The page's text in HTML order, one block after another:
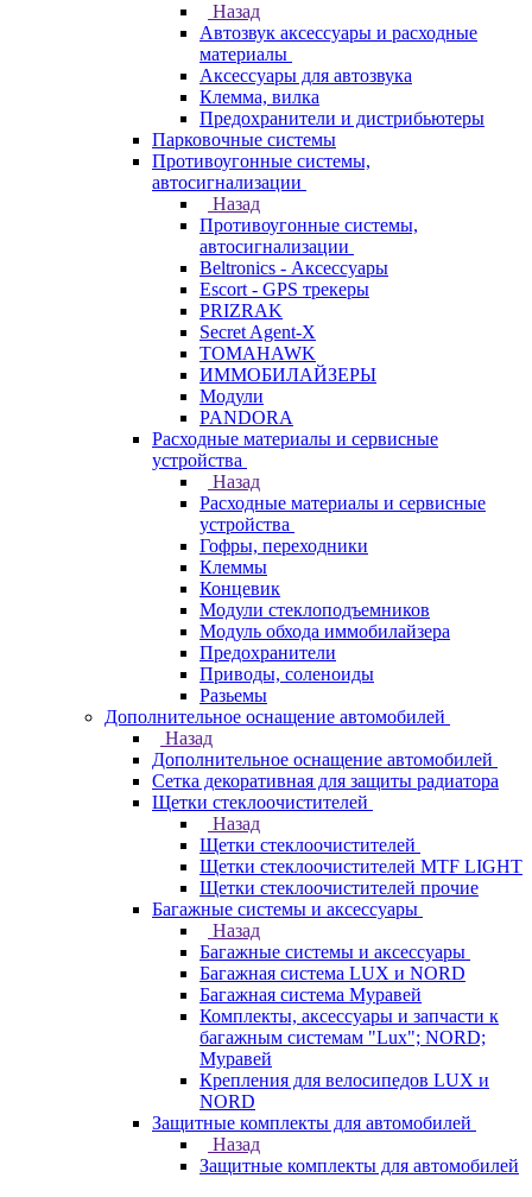
Назад
Автозвук аксессуары и расходные
материалы
Аксессуары для автозвука
Клемма, вилка
Предохранители и дистрибьютеры
Парковочные системы
Противоугонные системы,
автосигнализации
Назад
Противоугонные системы,
автосигнализации
Beltronics - Аксессуары
Escort - GPS трекеры
PRIZRAK
Secret Agent-X
TOMAHAWK
ИММОБИЛАЙЗЕРЫ
Модули
PANDORA
Расходные материалы и сервисные
устройства
Назад
Расходные материалы и сервисные
устройства
Гофры, переходники
Клеммы
Концевик
Модули стеклоподъемников
Модуль обхода иммобилайзера
Предохранители
Приводы, соленоиды
Разьемы
Дополнительное оснащение автомобилей
Назад
Дополнительное оснащение автомобилей
Сетка декоративная для защиты радиатора
Щетки стеклоочистителей
Назад
Щетки стеклоочистителей
Щетки стеклоочистителей MTF LIGHT
Щетки стеклоочистителей прочие
Багажные системы и аксессуары
Назад
Багажные системы и аксессуары
Багажная система LUX и NORD
Багажная система Муравей
Комплекты, аксессуары и запчасти к
багажным системам "Lux"; NORD;
Муравей
Крепления для велосипедов LUX и
NORD
Защитные комплекты для автомобилей
Назад
Защитные комплекты для автомобилей